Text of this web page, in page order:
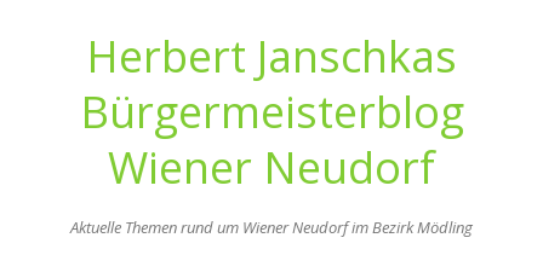
Herbert Janschkas
Bürgermeisterblog
Wiener Neudorf
Aktuelle Themen rund um Wiener Neudorf im Bezirk Mödling